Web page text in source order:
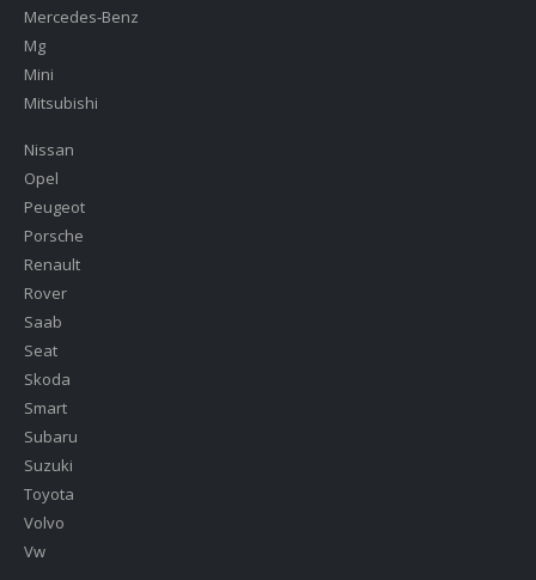
Mercedes-Benz
Mg
Mini
Mitsubishi
Nissan
Opel
Peugeot
Porsche
Renault
Rover
Saab
Seat
Skoda
Smart
Subaru
Suzuki
Toyota
Volvo
Vw